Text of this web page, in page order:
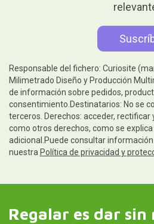
Responsable del fichero: Curiosite
Milimetrado Diseño y Producción
de información sobre pedidos,
consentimiento.Destinatarios: No se
terceros. Derechos: acceder, rectificar
como otros derechos, como se
adicional.Puede consultar
nuestra Política de privacidad y
Regalar es dar